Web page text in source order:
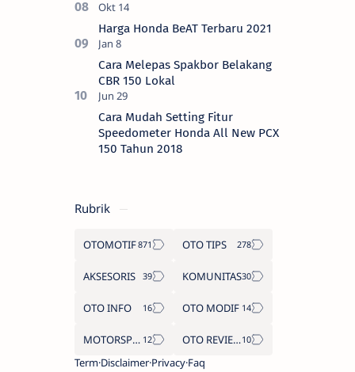
Harga Honda BeAT Terbaru 2021
Cara Melepas Spakbor Belakang
CBR 150 Lokal
Cara Mudah Setting Fitur
Speedometer Honda All New PCX
150 Tahun 2018
Rubrik
OTOMOTIF OTO TIPS
AKSESORIS KOMUNITAS
OTO INFO OTO MODIF
MOTORSPORT
OTO REVIEW
Term Disclaimer Privacy Faq